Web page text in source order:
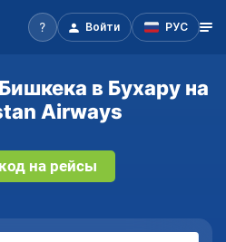
Войти РУС
в Бухару на
Airways
на рейсы